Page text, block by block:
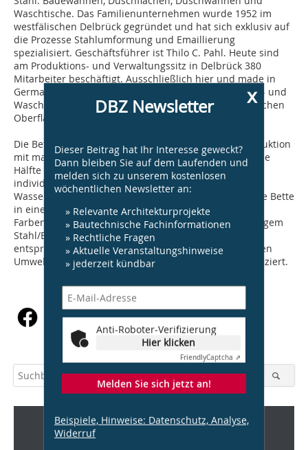
Waschtische. Das Familienunternehmen wurde 1952 im
westfälischen Delbrück gegründet und hat sich exklusiv auf
die Prozesse Stahlumformung und Emaillierung
spezialisiert. Geschäftsführer ist Thilo C. Pahl. Heute sind
am Produktions- und Verwaltungssitz in Delbrück 380
Mitarbeiter beschäftigt. Ausschließlich hier und made in
Germany werden mehr als 600 verschiedene Wannen- und
Waschtischmodelle in einer großen Auswahl an möglichen
Oberflächenfarben hergestellt.
Die Bette-Fertigung verbindet Hightech-Industrieproduktion
mit maßgeschneiderter Manufakturarbeit: Mehr als die
Hälfte der Produkte werden heute auf Kundenwunsch
individualisiert. Aus den natürlichen Rohstoffen Glas,
Wasser und Stahl entstehen hochwertige Produkte, die Bette
in einer großen Vielfalt an Formen, Abmessungen und
Farben anbietet – und mit der BetteGlasur zu langlebigem
Stahl/Email veredelt. Das gesamte Bette-Sortiment ist
entsprechend der material- und sortimentsspezifischen
Umwelt-Produkt-Deklaration EPD nach ISO 14025 verifiziert.
x
DBZ Newsletter
Dieser Beitrag hat Ihr Interesse geweckt?
Dann bleiben Sie auf dem Laufenden und
melden sich zu unserem kostenlosen
wöchentlichen Newsletter an:
» Relevante Architekturprojekte
» Bautechnische Fachinformationen
» Rechtliche Fragen
» Aktuelle Veranstaltungshinweise
» jederzeit kündbar
Anti-Roboter-Verifizierung
Hier klicken
FriendlyCaptcha ⇗
Melden Sie sich jetzt an!
Beispiele, Hinweise: Datenschutz, Analyse,
WiderrufDBZ Newsletter